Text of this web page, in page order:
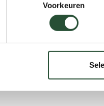
Voorkeuren